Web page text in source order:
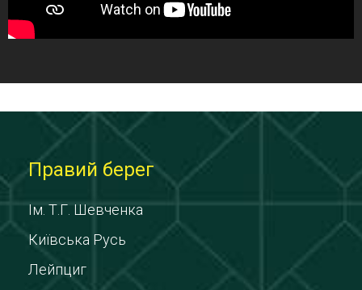
Правий берег
Ім. Т.Г. Шевченка
Київська Русь
Лейпциг